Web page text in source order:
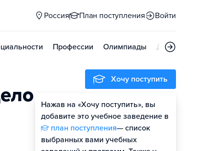
Россия План поступления Войти
Профессии Олимпиады Дни открытых
Хочу поступить
Нажав на «Хочу поступить», вы
добавите это учебное заведение в
план поступления— список
выбранных вами учебных
Оценить шансы